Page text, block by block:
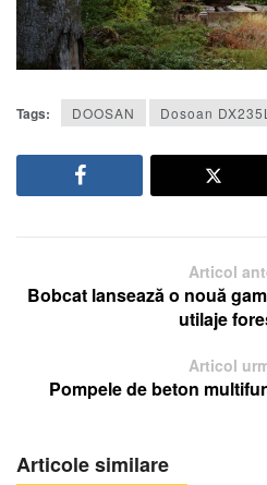
Tags: DOOSAN Dosoan
Articol
Bobcat lansează o nouă
utilaje
Articol
Pompele de beton
Articole similare